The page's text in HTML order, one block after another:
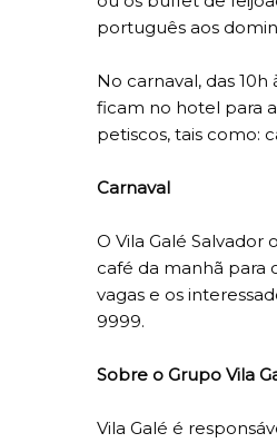
português aos
No carnaval, das
ficam no hotel para
petiscos, tais como:
Carnaval
O Vila Galé
café da manhã para
vagas e os
9999.
Sobre o Grupo Vila
Vila Galé é